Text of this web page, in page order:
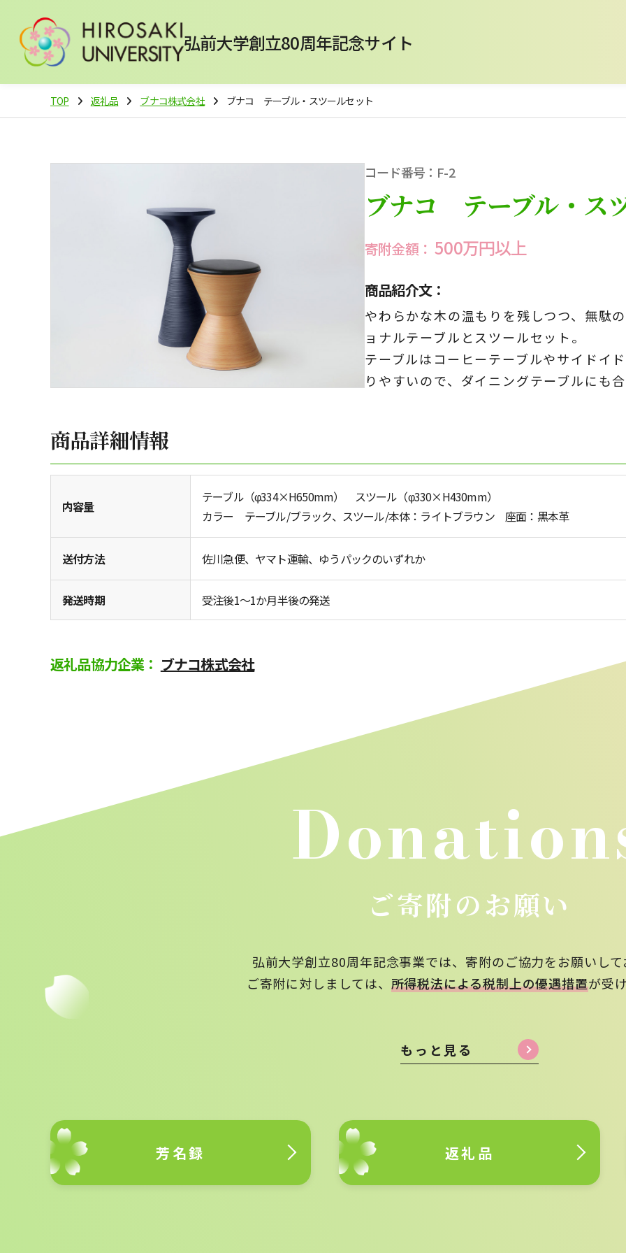
弘前大学創立80周年記念サイト
TOP 返礼品 ブナコ株式会社 ブナコ テーブル・スツールセット
コード番号：F-2
ブナコ テーブル・ス
寄附金額：500万円以上
商品紹介文：
やわらかな木の温もりを残しつつ、無駄
ョナルテーブルとスツールセット。
テーブルはコーヒーテーブルやサイドイ
りやすいので、ダイニングテーブルにも
商品詳細情報
内容量
テーブル（φ334×H650mm） スツール（φ330×H430mm）
カラー テーブル/ブラック、スツール/本体：ライトブラウン 座面：黒本革
送付方法 佐川急便、ヤマト運輸、ゆうパックのいずれか
発送時期 受注後1～1か月半後の発送
返礼品協力企業： ブナコ株式会社
ご寄附のお願い
弘前大学創立80周年記念事業では、寄附のご協力をお願いし
ご寄附に対しましては、 所得税法による税制上の優遇措置が受
もっと見る
芳名録 返礼品